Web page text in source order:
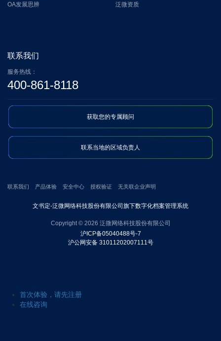
OA发展思辨
泛微资质
联系我们
服务热线：
400-861-8118
获取您的专属顾问
联系当地的区域负责人
联系我们 产品体验 安全中心 授权验证 无关联企业声明
文书定-泛微网络科技股份有限公司旗下数字化档案管理系统
Copyright © 2026 泛微网络科技股份有限公司
沪ICP备05040488号-7
沪公网安备 31011202007111号
首次体验，请先注册
在线咨询